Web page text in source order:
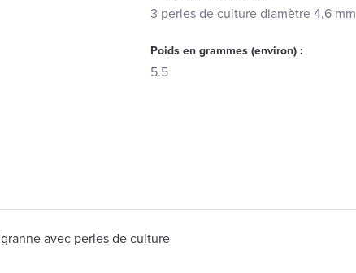
3 perles de culture diamètre 4,6 mm
Poids en grammes (environ) :
5.5
avec perles de culture